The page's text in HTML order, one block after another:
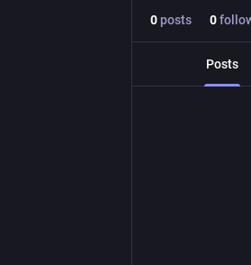
0posts 0
Posts